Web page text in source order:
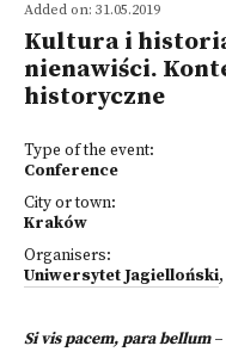
Added on: 31.05.2019
Kultura i
nienawiści.
historyczne
Type of the event:
Conference
City or town:
Kraków
Organisers:
Uniwersytet Jagielloński,
Si vis pacem, para bellum–